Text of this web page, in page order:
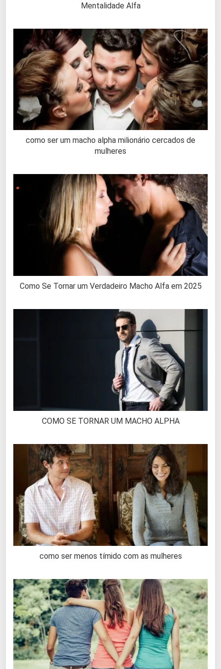
Mentalidade Alfa
como ser um macho alpha milionário cercados de
mulheres
Como Se Tornar um Verdadeiro Macho Alfa em 2025
COMO SE TORNAR UM MACHO ALPHA
como ser menos tímido com as mulheres